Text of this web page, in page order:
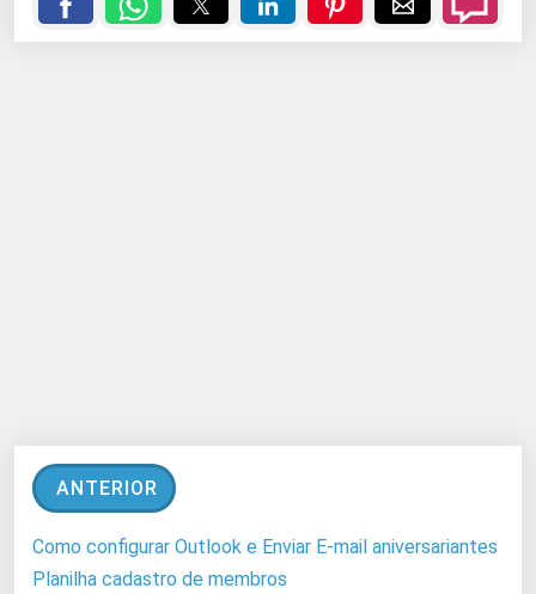
ANTERIOR
Como configurar Outlook e Enviar E-mail aniversariantes
Planilha cadastro de membros